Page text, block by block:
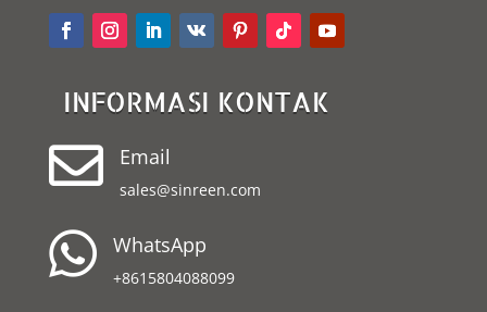
INFORMASI KONTAK
 Email
sales@sinreen.com
 WhatsApp
+8615804088099